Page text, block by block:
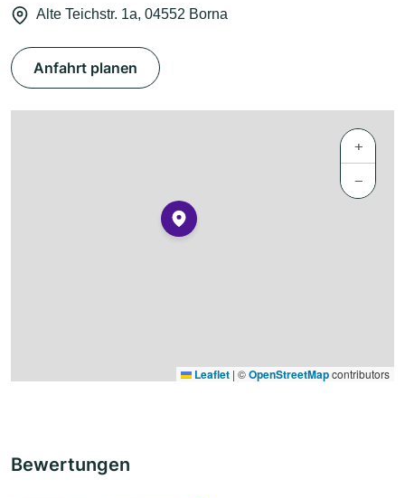
Alte Teichstr. 1a, 04552 Borna
Anfahrt planen
+
−
Leaflet | ©OpenStreetMapcontributors
Bewertungen